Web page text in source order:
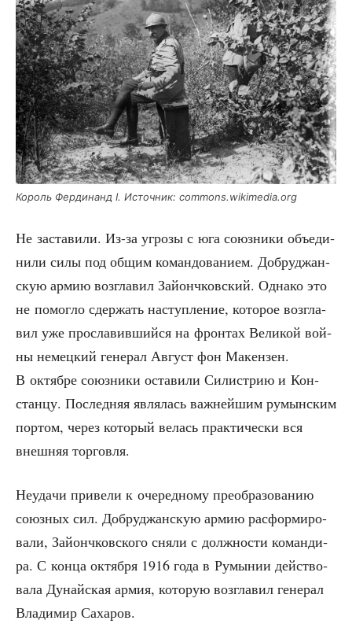
Король Фер­ди­нанд I. Источ­ник: commons.wikimedia.org
Не заста­ви­ли. Из-за угро­зы с юга союз­ни­ки объ­еди­
ни­ли силы под общим коман­до­ва­ни­ем. Доб­руд­жан­
скую армию воз­гла­вил Зай­онч­ков­ский. Одна­ко это
не помог­ло сдер­жать наступ­ле­ние, кото­рое воз­гла­
вил уже про­сла­вив­ший­ся на фрон­тах Вели­кой вой­
ны немец­кий гене­рал Август фон Макен­зен.
В октяб­ре союз­ни­ки оста­ви­ли Сили­стрию и Кон­
стан­цу. Послед­няя явля­лась важ­ней­шим румын­ским
пор­том, через кото­рый велась прак­ти­че­ски вся
внеш­няя торговля.
Неуда­чи при­ве­ли к оче­ред­но­му пре­об­ра­зо­ва­нию
союз­ных сил. Доб­руд­жан­скую армию рас­фор­ми­ро­
ва­ли, Зай­онч­ков­ско­го сня­ли с долж­но­сти коман­ди­
ра. С кон­ца октяб­ря 1916 года в Румы­нии дей­ство­
ва­ла Дунай­ская армия, кото­рую воз­гла­вил гене­рал
Вла­ди­мир Сахаров.